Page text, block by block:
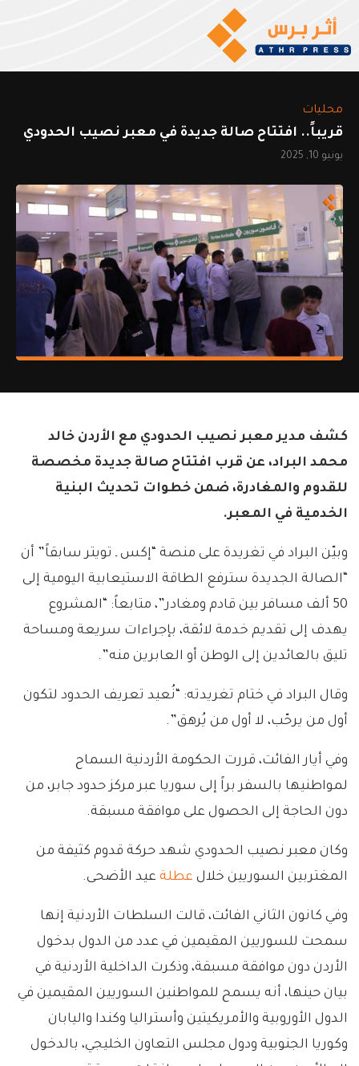
محليات
قريباً.. افتتاح صالة جديدة في معبر نصيب الحدودي
يونيو 10, 2025
كشف مدير معبر نصيب الحدودي مع الأردن خالد
محمد البراد، عن قرب افتتاح صالة جديدة مخصصة
للقدوم والمغادرة، ضمن خطوات تحديث البنية
الخدمية في المعبر.
وبيّن البراد في تغريدة على منصة “إكس ـ تويتر سابقاً” أن
“الصالة الجديدة سترفع الطاقة الاستيعابية اليومية إلى
50 ألف مسافر بين قادم ومغادر”، متابعاً: “المشروع
يهدف إلى تقديم خدمة لائقة، بإجراءات سريعة ومساحة
تليق بالعائدين إلى الوطن أو العابرين منه”.
وقال البراد في ختام تغريدته: “نُعيد تعريف الحدود لتكون
أول من يرحّب، لا أول من يُرهق”.
وفي أيار الفائت، قررت الحكومة الأردنية السماح
لمواطنيها بالسفر براً إلى سوريا عبر مركز حدود جابر، من
دون الحاجة إلى الحصول على موافقة مسبقة.
وكان معبر نصيب الحدودي شهد حركة قدوم كثيفة من
المغتربين السوريين خلال عطلة عيد الأضحى.
وفي كانون الثاني الفائت، قالت السلطات الأردنية إنها
سمحت للسوريين المقيمين في عدد من الدول بدخول
الأردن دون موافقة مسبقة، وذكرت الداخلية الأردنية في
بيان حينها، أنه يسمح للمواطنين السوريين المقيمين في
الدول الأوروبية والأمريكيتين وأستراليا وكندا واليابان
وكوريا الجنوبية ودول مجلس التعاون الخليجي، بالدخول